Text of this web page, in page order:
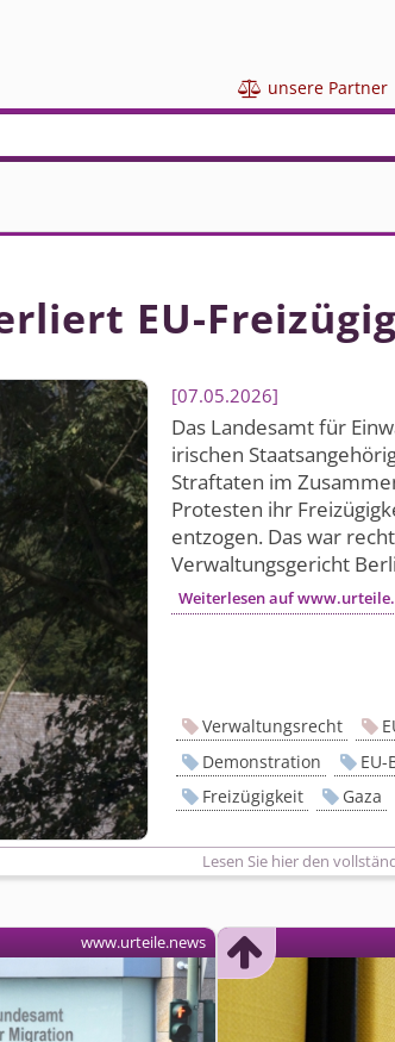
 unsere Partner
EU-
07.05.2026
Das Landesamt für
irischen
Straftaten im
Protesten ihr
entzogen. Das war
Verwaltungsgericht
Weiterlesen auf
Lesen Sie hier den
Verwaltungsrecht
Demonstration
Freizügigkeit
Gaza
www.urteile.news